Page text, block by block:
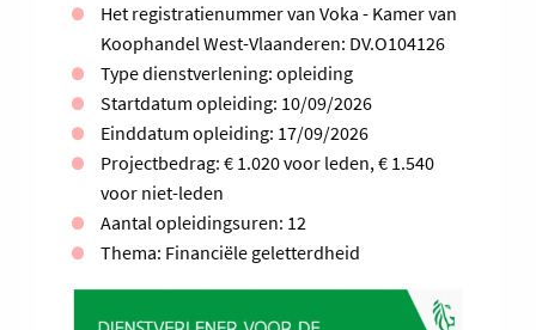
Het registratienummer van Voka - Kamer van
Koophandel West-Vlaanderen: DV.O104126
Type dienstverlening: opleiding
Startdatum opleiding: 10/09/2026
Einddatum opleiding: 17/09/2026
Projectbedrag: € 1.020 voor leden, € 1.540
voor niet-leden
Aantal opleidingsuren: 12
Thema: Financiële geletterdheid